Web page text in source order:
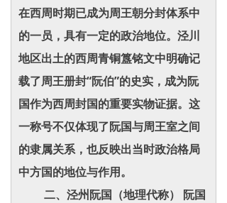
在西周时期已成为周王朝分封体系中
的一员，具有一定的政治地位。泾川
地区出土的西周青铜簋铭文中明确记
载了周王册封“阮伯”的史实，成为阮
国作为西周封国的重要实物证据。这
一称号不仅体现了阮国与周王室之间
的隶属关系，也反映出当时政治格局
中方国的地位与作用。
二、泾州阮国（地理代称） 阮国